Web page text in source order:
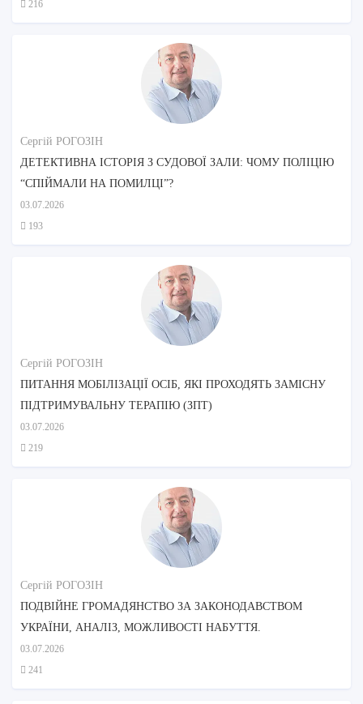
216
Сергій РОГОЗІН
ДЕТЕКТИВНА ІСТОРІЯ З СУДОВОЇ ЗАЛИ: ЧОМУ ПОЛІЦІЮ
“СПІЙМАЛИ НА ПОМИЛЦІ”?
03.07.2026
193
Сергій РОГОЗІН
ПИТАННЯ МОБІЛІЗАЦІЇ ОСІБ, ЯКІ ПРОХОДЯТЬ ЗАМІСНУ
ПІДТРИМУВАЛЬНУ ТЕРАПІЮ (ЗПТ)
03.07.2026
219
Сергій РОГОЗІН
ПОДВІЙНЕ ГРОМАДЯНСТВО ЗА ЗАКОНОДАВСТВОМ
УКРАЇНИ, АНАЛІЗ, МОЖЛИВОСТІ НАБУТТЯ.
03.07.2026
241